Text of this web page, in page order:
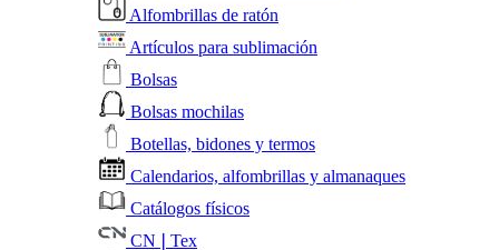
Alfombrillas de ratón
Artículos para sublimación
Bolsas
Bolsas mochilas
Botellas, bidones y termos
Calendarios, alfombrillas y almanaques
Catálogos físicos
CN❘Tex